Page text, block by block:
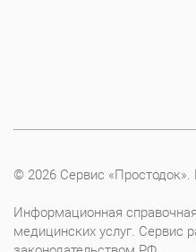
© 2026 Сервис
Информационная
медицинских услуг. Сервис